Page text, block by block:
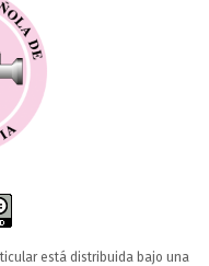
está distribuida bajo una